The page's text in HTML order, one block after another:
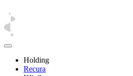
Holding
Recura